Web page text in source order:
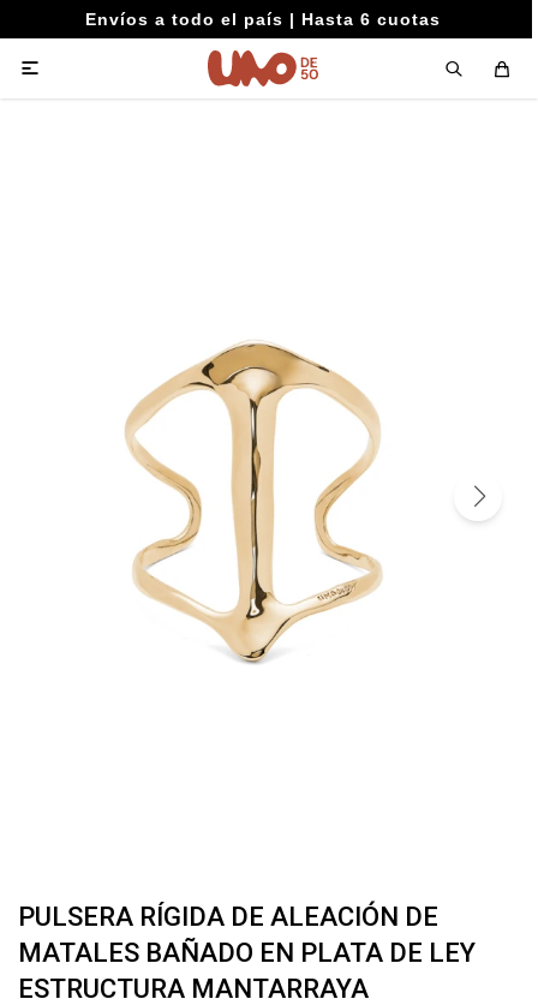
Envíos a todo el país | Hasta 6 cuotas

PULSERA RÍGIDA DE ALEACIÓN DE
MATALES BAÑADO EN PLATA DE LEY
ESTRUCTURA MANTARRAYA